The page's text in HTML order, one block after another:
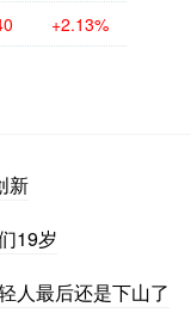
+2.13%
新
19岁
人最后还是下山了